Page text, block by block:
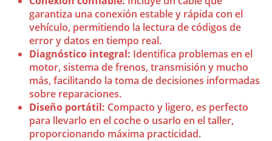
garantiza una conexión estable y rápida con el
vehículo, permitiendo la lectura de códigos de
error y datos en tiempo real.
Diagnóstico integral: Identifica problemas en el
motor, sistema de frenos, transmisión y mucho
más, facilitando la toma de decisiones informadas
sobre reparaciones.
Diseño portátil: Compacto y ligero, es perfecto
para llevarlo en el coche o usarlo en el taller,
proporcionando máxima practicidad.